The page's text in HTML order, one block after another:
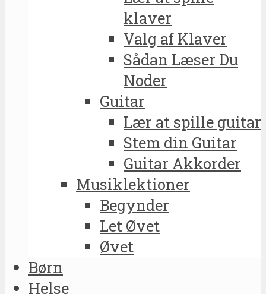
klaver
Valg af Klaver
Sådan Læser Du
Noder
Guitar
Lær at spille guitar
Stem din Guitar
Guitar Akkorder
Musiklektioner
Begynder
Let Øvet
Øvet
Børn
Helse